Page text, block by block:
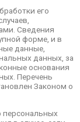
его
Сведения
форме, и в
данные,
данных, за
основания
Перечень
Законом о
персональных